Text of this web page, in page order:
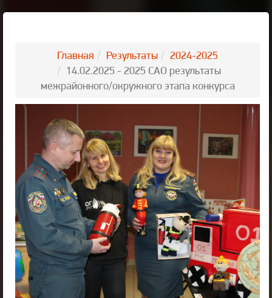
Главная Результаты
2024-2025
14.02.2025 - 2025 САО результаты
межрайонного/окружного этапа конкурса